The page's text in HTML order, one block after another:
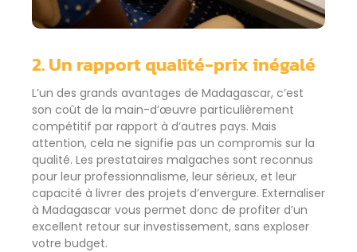
2. Un rapport qualité-prix inégalé
L’un des grands avantages de Madagascar, c’est
son coût de la main-d’œuvre particulièrement
compétitif par rapport à d’autres pays. Mais
attention, cela ne signifie pas un compromis sur la
qualité. Les prestataires malgaches sont reconnus
pour leur professionnalisme, leur sérieux, et leur
capacité à livrer des projets d’envergure. Externaliser
à Madagascar vous permet donc de profiter d’un
excellent retour sur investissement, sans exploser
votre budget.